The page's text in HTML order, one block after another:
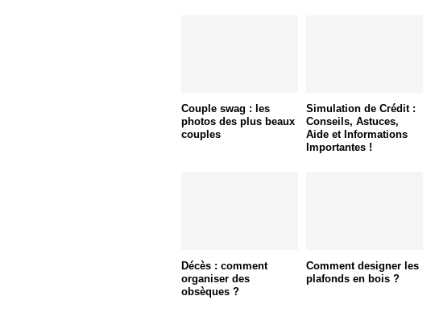
Couple swag : les
photos des plus beaux
couples
Simulation de Crédit :
Conseils, Astuces,
Aide et Informations
Importantes !
Décès : comment
organiser des
obsèques ?
Comment designer les
plafonds en bois ?